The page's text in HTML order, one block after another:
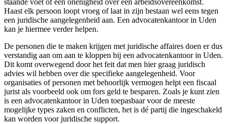
staande voet of een onenigheid over een arbeidsovereenkomst.
Haast elk persoon loopt vroeg of laat in zijn bestaan wel eens tegen
een juridische aangelegenheid aan. Een advocatenkantoor in Uden
kan je hiermee verder helpen.
De personen die te maken krijgen met juridische affaires doen er dus
verstandig aan om aan te kloppen bij een advocatenkantoor in Uden.
Dit komt overwegend door het feit dat men hier graag juridisch
advies wil hebben over die specifieke aangelegenheid. Voor
organisaties of personen met behoorlijk vermogen helpt een fiscaal
jurist als voorbeeld ook om fors geld te besparen. Zoals je kunt zien
is een advocatenkantoor in Uden toepasbaar voor de meeste
mogelijke types zaken en conflicten, het is dé partij die ingeschakeld
kan worden voor juridische support.